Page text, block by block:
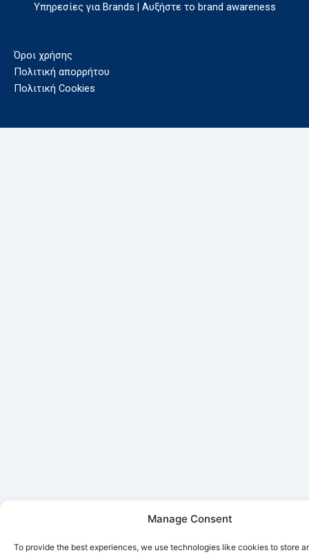
Manage Consent
To provide the best experiences, we use technologies like cookies to store
Υπηρεσίες για Brands | Αυξήστε το brand awareness
Όροι χρήσης
Πολιτική απορρήτου
Πολιτική Cookies